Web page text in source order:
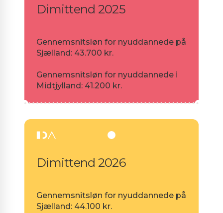
Dimittend 2025
Gennemsnitsløn for nyuddannede på
Sjælland: 43.700 kr.
Gennemsnitsløn for nyuddannede i
Midtjylland: 41.200 kr.
Dimittend 2026
Gennemsnitsløn for nyuddannede på
Sjælland: 44.100 kr.